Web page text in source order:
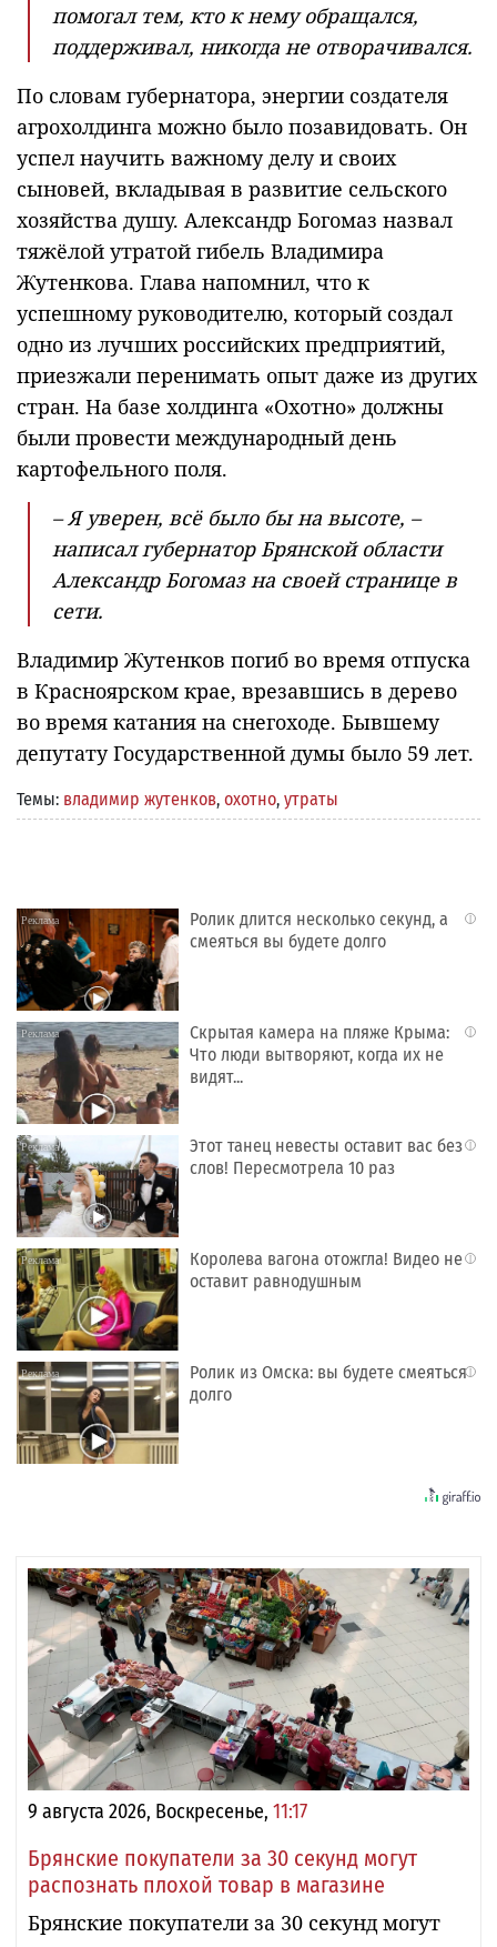
помогал тем, кто к нему обращался,
поддерживал, никогда не отворачивался.
По словам губернатора, энергии создателя
агрохолдинга можно было позавидовать. Он
успел научить важному делу и своих
сыновей, вкладывая в развитие сельского
хозяйства душу. Александр Богомаз назвал
тяжёлой утратой гибель Владимира
Жутенкова. Глава напомнил, что к
успешному руководителю, который создал
одно из лучших российских предприятий,
приезжали перенимать опыт даже из других
стран. На базе холдинга «Охотно» должны
были провести международный день
картофельного поля.
– Я уверен, всё было бы на высоте, –
написал губернатор Брянской области
Александр Богомаз на своей странице в
сети.
Владимир Жутенков погиб во время отпуска
в Красноярском крае, врезавшись в дерево
во время катания на снегоходе. Бывшему
депутату Государственной думы было 59 лет.
Темы: владимир жутенков, охотно, утраты
i
Ролик длится несколько секунд, а
смеяться вы будете долго
i
Скрытая камера на пляже Крыма:
Что люди вытворяют, когда их не
видят...
i
Этот танец невесты оставит вас без
слов! Пересмотрела 10 раз
i
Королева вагона отожгла! Видео не
оставит равнодушным
i
Ролик из Омска: вы будете смеяться
долго
9 августа 2026, Воскресенье, 11:17
Брянские покупатели за 30 секунд могут
распознать плохой товар в магазине
Брянские покупатели за 30 секунд могут